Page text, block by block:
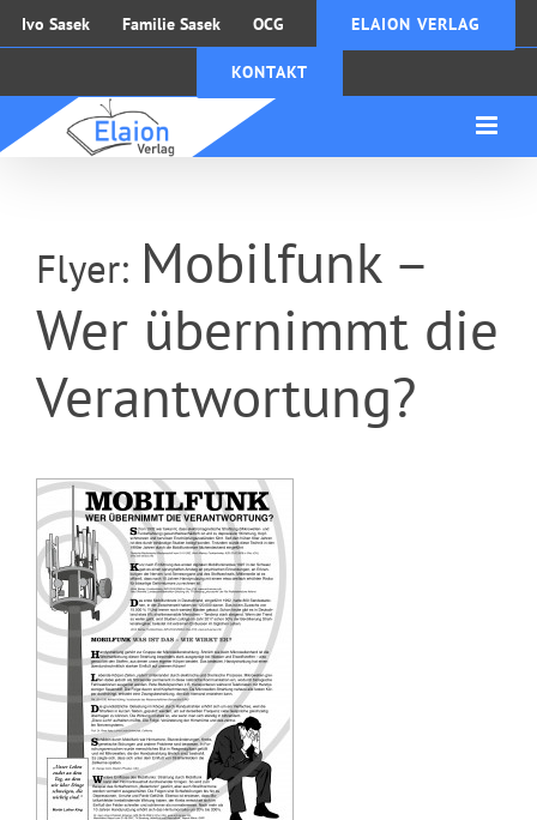
Zum
Inhalt
Ivo Sasek Familie Sasek OCG ELAION VERLAG
KONTAKT
Flyer: Mobilfunk –
Wer übernimmt die
Verantwortung?